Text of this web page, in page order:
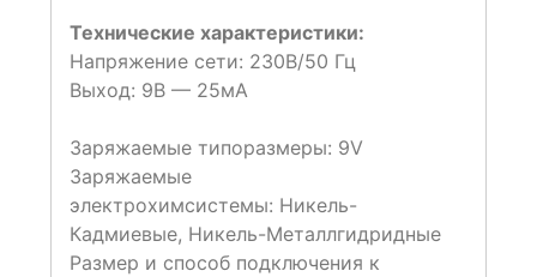
Технические характеристики:
Напряжение сети: 230В/50 Гц
Выход: 9В — 25мА
Заряжаемые типоразмеры: 9V
Заряжаемые
электрохимсистемы: Никель-
Кадмиевые, Никель-Металлгидридные
Размер и способ подключения к